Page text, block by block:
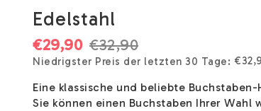
Edelstahl
€32,90
€29,90
Niedrigster Preis der letzten 30 Tage
Eine klassische und beliebte
Sie können einen Buchstaben Ihrer Wahl